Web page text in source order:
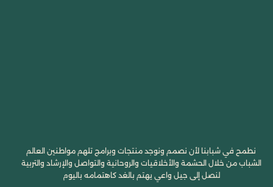
نطمح في شبابنا لأن نصمم ونوجد منتجات وبرامج تلهم مواطنين العالم
الشباب من خلال الحشمة والأخلاقيات والروحانية والتواصل والإرشاد والتربية
لنصل إلى جيل واعي يهتم بالغد كاهتمامه باليوم